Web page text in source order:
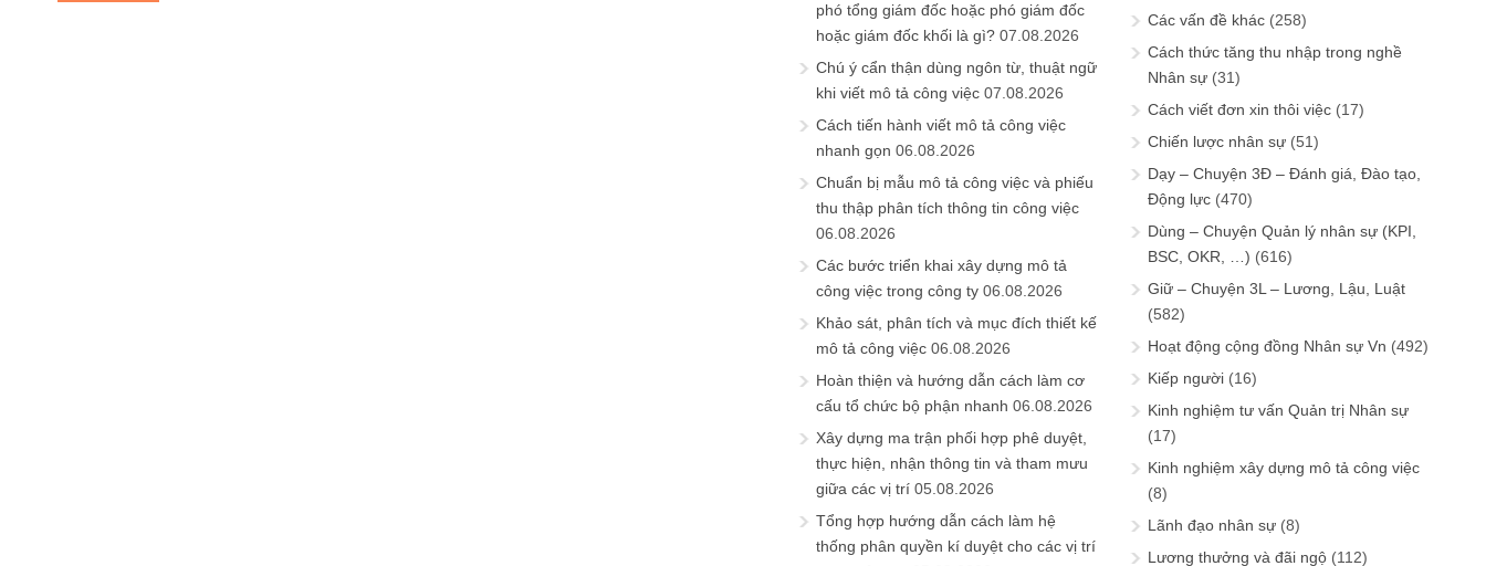
phó tổng giám đốc hoặc phó giám đốc
hoặc giám đốc khối là gì? 07.08.2026
Chú ý cẩn thận dùng ngôn từ, thuật ngữ
khi viết mô tả công việc 07.08.2026
Cách tiến hành viết mô tả công việc
nhanh gọn 06.08.2026
Chuẩn bị mẫu mô tả công việc và phiếu
thu thập phân tích thông tin công việc
06.08.2026
Các bước triển khai xây dựng mô tả
công việc trong công ty 06.08.2026
Khảo sát, phân tích và mục đích thiết kế
mô tả công việc 06.08.2026
Hoàn thiện và hướng dẫn cách làm cơ
cấu tổ chức bộ phận nhanh 06.08.2026
Xây dựng ma trận phối hợp phê duyệt,
thực hiện, nhận thông tin và tham mưu
giữa các vị trí 05.08.2026
Tổng hợp hướng dẫn cách làm hệ
thống phân quyền kí duyệt cho các vị trí
Các vấn đề khác (258)
Cách thức tăng thu nhập trong nghề
Nhân sự (31)
Cách viết đơn xin thôi việc (17)
Chiến lược nhân sự (51)
Dạy – Chuyện 3Đ – Đánh giá, Đào tạo,
Động lực (470)
Dùng – Chuyện Quản lý nhân sự (KPI,
BSC, OKR, …) (616)
Giữ – Chuyện 3L – Lương, Lậu, Luật
(582)
Hoạt động cộng đồng Nhân sự Vn (492)
Kiếp người (16)
Kinh nghiệm tư vấn Quản trị Nhân sự
(17)
Kinh nghiệm xây dựng mô tả công việc
(8)
Lãnh đạo nhân sự (8)
Lương thưởng và đãi ngộ (112)